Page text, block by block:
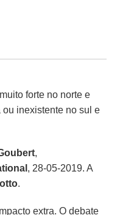
forte no norte e
ou inexistente no sul e
,
, 28-05-2019. A
.
extra. O debate